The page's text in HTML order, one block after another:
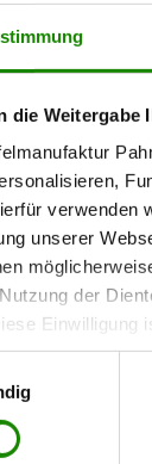
die Weitergabe
verwenden
unserer
der
Einwilligung
werden,
Daten auf